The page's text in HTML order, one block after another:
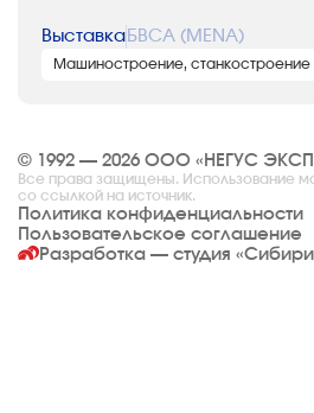
Выставка БВСА (MENA)
Машиностроение, станкостроение
© 1992 — 2026 ООО «НЕГУС
Все права защищены. Использование
со ссылкой на источник.
Политика конфиденциальности
Пользовательское соглашение
Разработка — студия